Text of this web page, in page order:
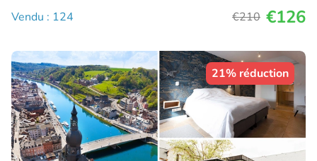
Vendu : 124
€210 €126
21% réduction